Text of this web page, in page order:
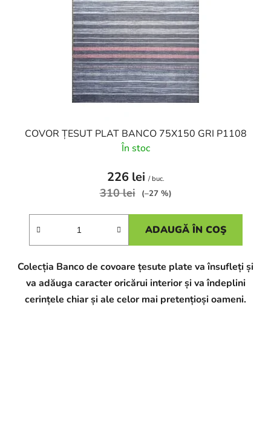
COVOR ȚESUT PLAT BANCO 75X150 GRI P1108
În stoc
226 lei / buc.
310 lei (–27 %)
ADAUGĂ ÎN COŞ
Colecția Banco de covoare țesute plate va însufleți și
va adăuga caracter oricărui interior și va îndeplini
cerințele chiar și ale celor mai pretențioși oameni.